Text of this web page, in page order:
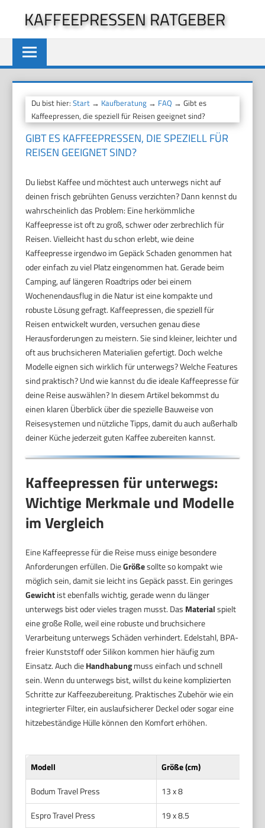
springen
KAFFEEPRESSEN RATGEBER
Du bist hier:Start → Kaufberatung → FAQ → Gibt es
Kaffeepressen, die speziell für Reisen geeignet sind?
GIBT ES KAFFEEPRESSEN, DIE SPEZIELL FÜR
REISEN GEEIGNET SIND?
Du liebst Kaffee und möchtest auch unterwegs nicht auf
deinen frisch gebrühten Genuss verzichten? Dann kennst du
wahrscheinlich das Problem: Eine herkömmliche
Kaffeepresse ist oft zu groß, schwer oder zerbrechlich für
Reisen. Vielleicht hast du schon erlebt, wie deine
Kaffeepresse irgendwo im Gepäck Schaden genommen hat
oder einfach zu viel Platz eingenommen hat. Gerade beim
Camping, auf längeren Roadtrips oder bei einem
Wochenendausflug in die Natur ist eine kompakte und
robuste Lösung gefragt. Kaffeepressen, die speziell für
Reisen entwickelt wurden, versuchen genau diese
Herausforderungen zu meistern. Sie sind kleiner, leichter und
oft aus bruchsicheren Materialien gefertigt. Doch welche
Modelle eignen sich wirklich für unterwegs? Welche Features
sind praktisch? Und wie kannst du die ideale Kaffeepresse für
deine Reise auswählen? In diesem Artikel bekommst du
einen klaren Überblick über die spezielle Bauweise von
Reisesystemen und nützliche Tipps, damit du auch außerhalb
deiner Küche jederzeit guten Kaffee zubereiten kannst.
Kaffeepressen für unterwegs:
Wichtige Merkmale und Modelle
im Vergleich
Eine Kaffeepresse für die Reise muss einige besondere
Anforderungen erfüllen. DieGrößesollte so kompakt wie
möglich sein, damit sie leicht ins Gepäck passt. Ein geringes
Gewichtist ebenfalls wichtig, gerade wenn du länger
unterwegs bist oder vieles tragen musst. Das Materialspielt
eine große Rolle, weil eine robuste und bruchsichere
Verarbeitung unterwegs Schäden verhindert. Edelstahl, BPA-
freier Kunststoff oder Silikon kommen hier häufig zum
Einsatz. Auch dieHandhabungmuss einfach und schnell
sein. Wenn du unterwegs bist, willst du keine komplizierten
Schritte zur Kaffeezubereitung. Praktisches Zubehör wie ein
integrierter Filter, ein auslaufsicherer Deckel oder sogar eine
hitzebeständige Hülle können den Komfort erhöhen.
Modell
Größe (cm)
Bodum Travel Press
13 x 8
Espro Travel Press
19 x 8.5